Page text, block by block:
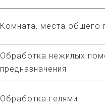
Комната, места общего
Обработка нежилых
предназначения
Обработка гелями